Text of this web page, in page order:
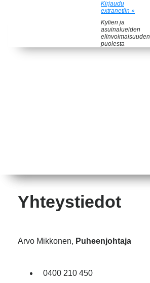
Kirjaudu
extranetiin »
Kylien ja
asuinalueiden
elinvoimaisuuden
puolesta
Yhteystiedot
Arvo Mikkonen, Puheenjohtaja
0400 210 450